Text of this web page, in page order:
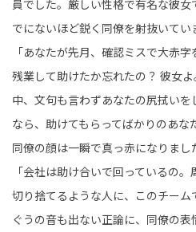
員でした。厳しい性格で有名な彼
でにないほど鋭く同僚を射抜いてい
「あなたが先月、確認ミスで大赤
残業して助けたか忘れたの？ 彼女
中、文句も言わずあなたの尻拭い
なら、助けてもらってばかりのあな
同僚の顔は一瞬で真っ赤になりまし
「会社は助け合いで回っているの
切り捨てるような人に、このチーム
ぐうの音も出ない正論に、同僚の